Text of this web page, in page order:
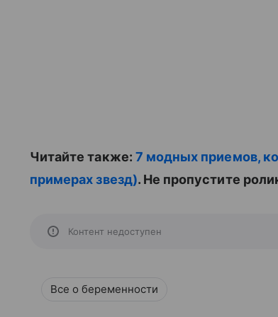
Читайте также: 7 модных приемов,
примерах звезд). Не пропустите
Контент недоступен
Все о беременности